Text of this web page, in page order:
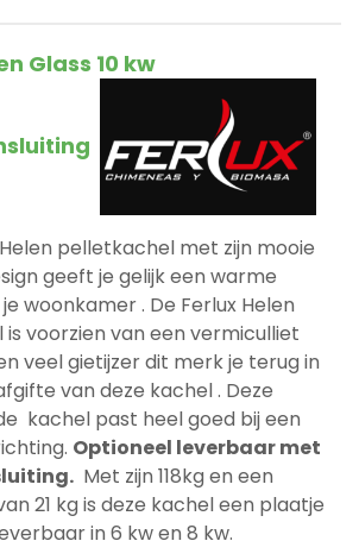
Glass 10 kw
pelletkachel met zijn mooie
geeft je gelijk een warme
woonkamer . De Ferlux Helen
voorzien van een vermiculliet
veel gietijzer dit merk je terug in
van deze kachel . Deze
kachel past heel goed bij een
Optioneel leverbaar met
Met zijn 118kg en een
21 kg is deze kachel een plaatje
in 6 kw en 8 kw.